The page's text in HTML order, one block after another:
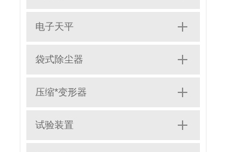
电子天平
袋式除尘器
压缩*变形器
试验装置